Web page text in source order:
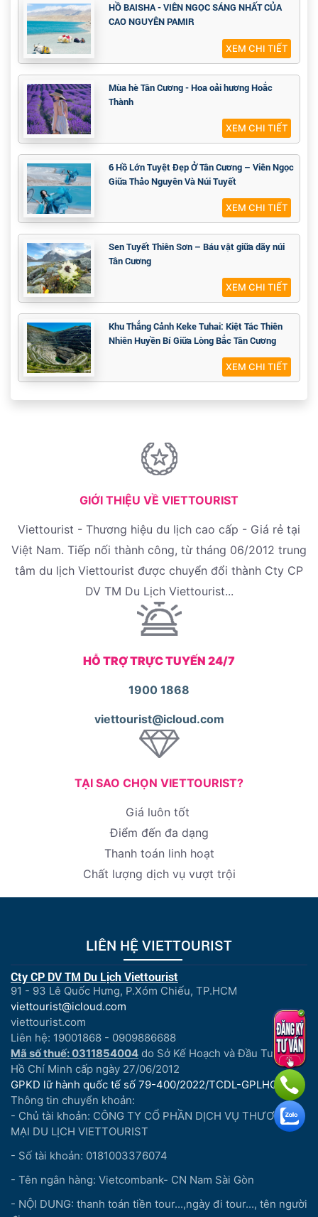
HỒ BAISHA - VIÊN NGỌC SÁNG NHẤT CỦA
CAO NGUYÊN PAMIR
XEM CHI TIẾT
Mùa hè Tân Cương - Hoa oải hương Hoắc
Thành
XEM CHI TIẾT
6 Hồ Lớn Tuyệt Đẹp Ở Tân Cương – Viên Ngọc
Giữa Thảo Nguyên Và Núi Tuyết
XEM CHI TIẾT
Sen Tuyết Thiên Sơn – Báu vật giữa dãy núi
Tân Cương
XEM CHI TIẾT
Khu Thắng Cảnh Keke Tuhai: Kiệt Tác Thiên
Nhiên Huyền Bí Giữa Lòng Bắc Tân Cương
XEM CHI TIẾT
GIỚI THIỆU VỀ VIETTOURIST
Viettourist - Thương hiệu du lịch cao cấp - Giá rẻ tại
Việt Nam. Tiếp nối thành công, từ tháng 06/2012 trung
tâm du lịch Viettourist được chuyển đổi thành Cty CP
DV TM Du Lịch Viettourist...
HỖ TRỢ TRỰC TUYẾN 24/7
1900 1868
viettourist@icloud.com
TẠI SAO CHỌN VIETTOURIST?
Giá luôn tốt
Điểm đến đa dạng
Thanh toán linh hoạt
Chất lượng dịch vụ vượt trội
LIÊN HỆ VIETTOURIST
Cty CP DV TM Du Lịch Viettourist
91 - 93 Lê Quốc Hưng, P.Xóm Chiếu, TP.HCM
viettourist@icloud.com
viettourist.com
Liên hệ: 19001868 - 0909886688
Mã số thuế: 0311854004 do Sở Kế Hoạch và Đầu Tư Tp.
Hồ Chí Minh cấp ngày 27/06/2012
GPKD lữ hành quốc tế số 79-400/2022/TCDL-GPLHQT
Thông tin chuyển khoản:
- Chủ tài khoản: CÔNG TY CỔ PHẦN DỊCH VỤ THƯƠNG
MẠI DU LỊCH VIETTOURIST
- Số tài khoản: 0181003376074
- Tên ngân hàng: Vietcombank- CN Nam Sài Gòn
- NỘI DUNG: thanh toán tiền tour...,ngày đi tour..., tên người